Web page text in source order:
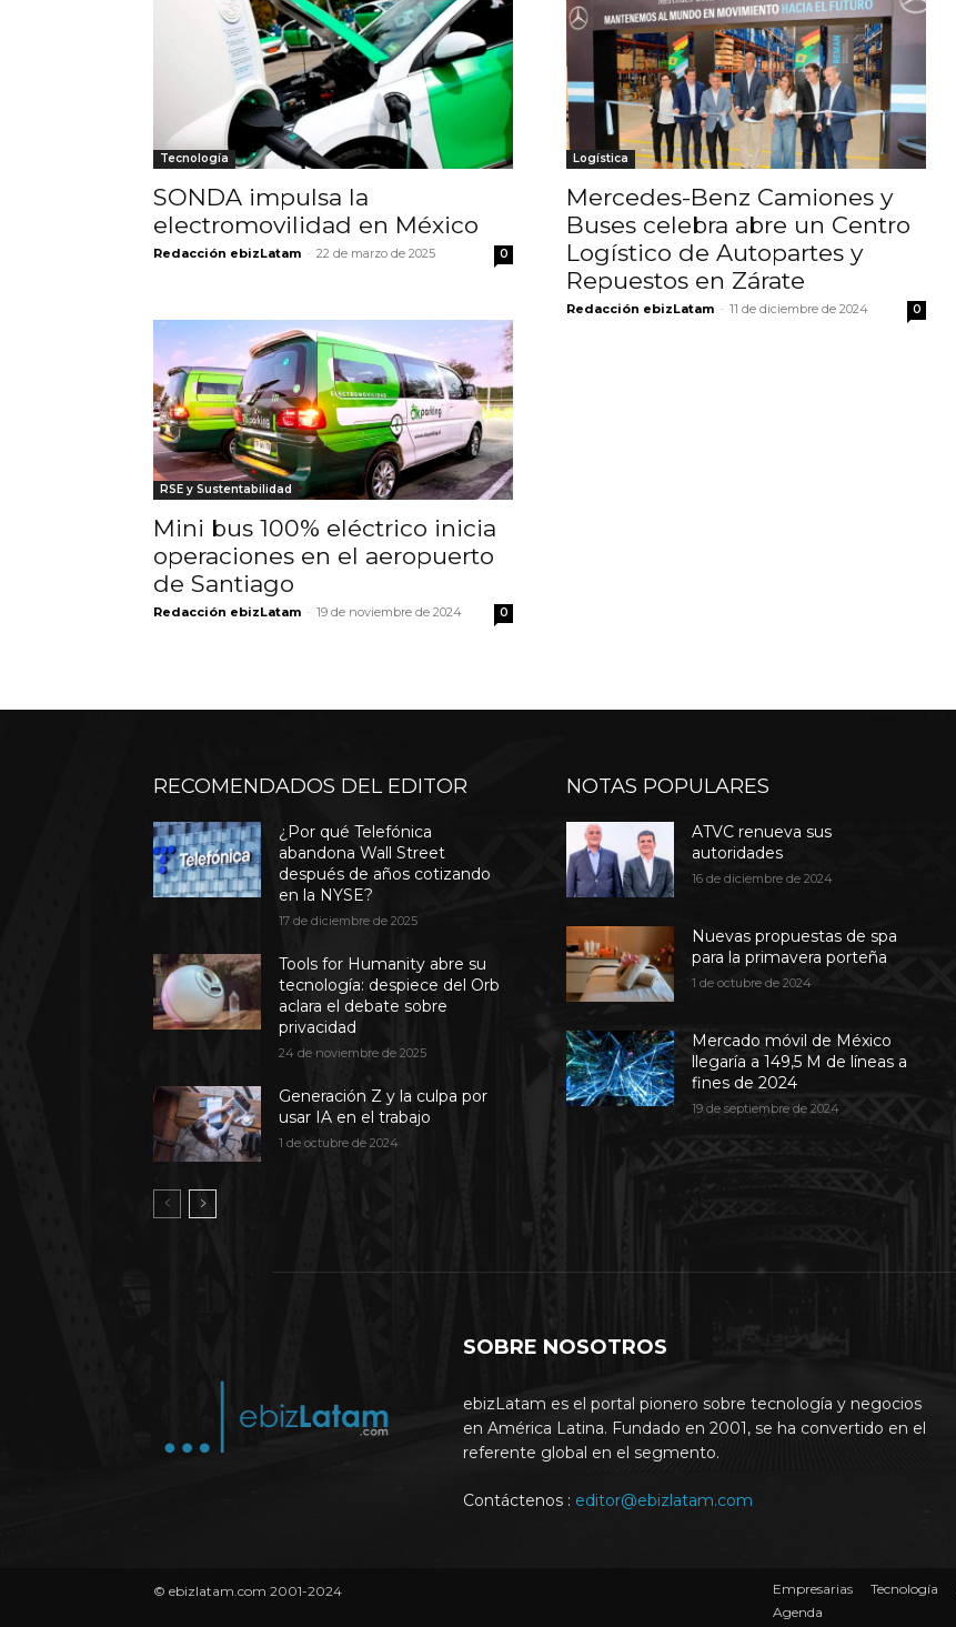
Tecnología
SONDA impulsa la
electromovilidad en México
Redacción ebizLatam - 22 de marzo de 2025 0
Logística
Mercedes-Benz Camiones y
Buses celebra abre un Centro
Logístico de Autopartes y
Repuestos en Zárate
Redacción ebizLatam - 11 de diciembre de 2024 0
RSE y Sustentabilidad
Mini bus 100% eléctrico inicia
operaciones en el aeropuerto
de Santiago
Redacción ebizLatam - 19 de noviembre de 2024 0
RECOMENDADOS DEL EDITOR
¿Por qué Telefónica
abandona Wall Street
después de años cotizando
en la NYSE?
17 de diciembre de 2025
Tools for Humanity abre su
tecnología: despiece del Orb
aclara el debate sobre
privacidad
24 de noviembre de 2025
Generación Z y la culpa por
usar IA en el trabajo
1 de octubre de 2024
NOTAS POPULARES
ATVC renueva sus
autoridades
16 de diciembre de 2024
Nuevas propuestas de spa
para la primavera porteña
1 de octubre de 2024
Mercado móvil de México
llegaría a 149,5 M de líneas a
fines de 2024
19 de septiembre de 2024
SOBRE NOSOTROS
ebizLatam es el portal pionero sobre tecnología y negocios
en América Latina. Fundado en 2001, se ha convertido en el
referente global en el segmento.
Contáctenos : editor@ebizlatam.com
© ebizlatam.com 2001-2024 Empresarias Tecnología
Agenda